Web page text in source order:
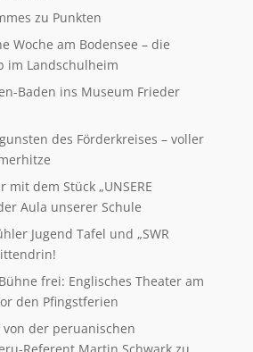
zu Punkten
Woche am Bodensee – die
im Landschulheim
Baden ins Museum Frieder
des Förderkreises – voller
dem Stück „UNSERE
Aula unserer Schule
Jugend Tafel und „SWR
frei: Englisches Theater am
den Pfingstferien
von der peruanischen